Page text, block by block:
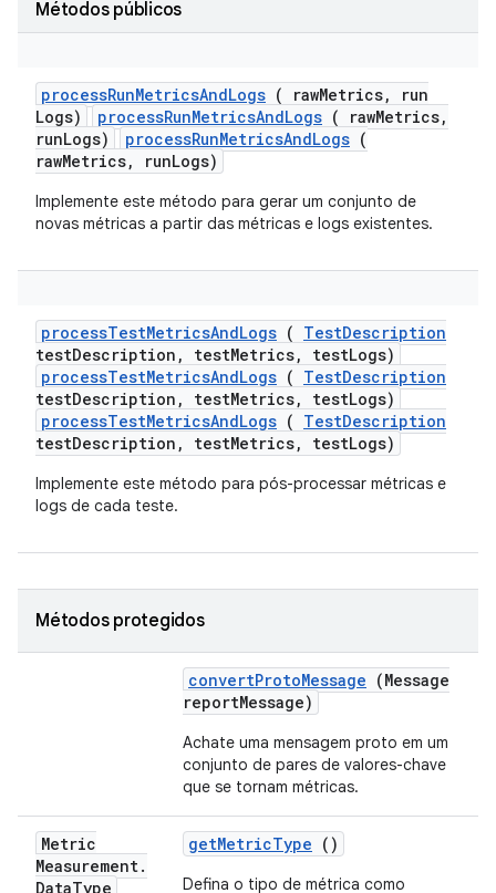
Métodos públicos
processRunMetricsAndLogs ( rawMetrics,
run
Logs)
processRunMetricsAndLogs ( rawMetrics,
runLogs)
processRunMetricsAndLogs (
rawMetrics, runLogs)
Implemente este método para gerar um conjunto de
novas métricas a partir das métricas e logs existentes.
processTestMetricsAndLogs ( TestDescription
testDescription , testMetrics, testLogs)
processTestMetricsAndLogs ( TestDescription
testDescription, testMetrics, testLogs)
processTestMetricsAndLogs ( TestDescription
testDescription, testMetrics, testLogs)
Implemente este método para pós-processar métricas e
logs de cada teste.
Métodos protegidos
convertProtoMessage (Message
reportMessage)
Achate uma mensagem proto em um
conjunto de pares de valores-chave
que se tornam métricas.
Metric
Measurement.
DataType
getMetricType ()
Defina o tipo de métrica como